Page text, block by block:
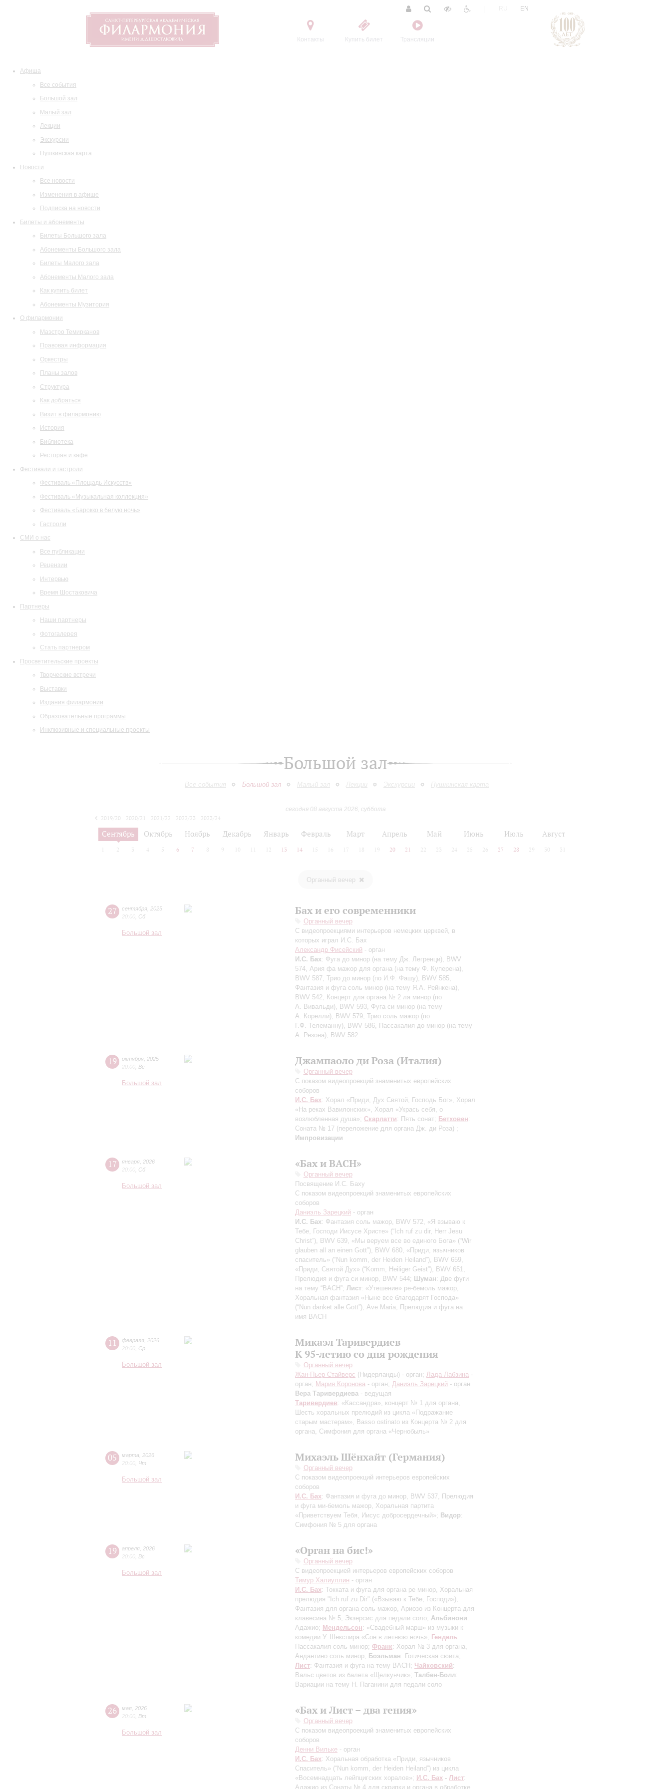
Контакты Купить билет Трансляции
EN
Афиша
Все события
Большой зал
Малый зал
Лекции
Экскурсии
Пушкинская карта
Новости
Все новости
Изменения в афише
Подписка на новости
Билеты и абонементы
Билеты Большого зала
Абонементы Большого зала
Билеты Малого зала
Абонементы Малого зала
Как купить билет
Абонементы Музитория
О филармонии
Маэстро Темирканов
Правовая информация
Оркестры
Планы залов
Структура
Как добраться
Визит в филармонию
История
Библиотека
Ресторан и кафе
Фестивали и гастроли
Фестиваль «Площадь Искусств»
Фестиваль «Музыкальная коллекция»
Фестиваль «Барокко в белую ночь»
Гастроли
СМИ о нас
Все публикации
Рецензии
Интервью
Время Шостаковича
Партнеры
Наши партнеры
Фотогалерея
Стать партнером
Просветительские проекты
Творческие встречи
Выставки
Издания филармонии
Образовательные программы
Инклюзивные и специальные проекты
Большой зал
Все события Большой зал Малый зал Лекции Экскурсии Пушкинская карта
сегодня 08 августа 2026, суббота
2019/20
2020/21 2021/22 2022/23
2023/24
2024/25
2025/26
Сентябрь Октябрь Ноябрь Декабрь Январь Февраль Март Апрель Май Июнь Июль Август
2 3 4 5 6 7 8 9 10 12 13 14 15 16 17 18 19 20 21 22 23 24 25 26 27 28 29 30 31
Органный вечер
27 сентября 2025
Сб
Большой зал
Бах и его современники
Органный вечер
С видеопроекциями интерьеров немецких церквей, в
которых играл И.С. Бах
Александр Фисейский - орган
И.С. Бах: Фуга до минор (на тему Дж. Легренци), BWV
574, Ария фа мажор для органа (на тему Ф. Куперена),
BWV 587, Трио до минор (по И.Ф. Фашу), BWV 585,
Фантазия и фуга соль минор (на тему Я.А. Рейнкена),
BWV 542, Концерт для органа № 2 ля минор (по
А. Вивальди), BWV 593, Фуга си минор (на тему
А. Корелли), BWV 579, Трио соль мажор (по
Г.Ф. Телеманну), BWV 586, Пассакалия до минор (на тему
А. Резона), BWV 582
19 октября 2025
Вс
Большой зал
Джампаоло ди Роза (Италия)
Органный вечер
C показом видеопроекций знаменитых европейских
соборов
И.С. Бах: Хорал «Приди, Дух Святой, Господь Бог», Хорал
«На реках Вавилонских», Хорал «Укрась себя, о
возлюбленная душа»; Скарлатти: Пять сонат; Бетховен:
Соната № 17 (переложение для органа Дж. ди Роза) ;
Импровизации
17 января 2026
Сб
Большой зал
«Бах и ВАСН»
Органный вечер
Посвящение И.С. Баху
С показом видеопроекций знаменитых европейских
соборов
Даниэль Зарецкий - орган
И.С. Бах: Фантазия соль мажор, BWV 572, «Я взываю к
Тебе, Господи Иисусе Христе» (“Ich ruf zu dir, Herr Jesu
Christ”), BWV 639, «Мы веруем все во единого Бога» (“Wir
glauben all an einen Gott”), BWV 680, «Приди, язычников
спаситель» (“Nun komm, der Heiden Heiland”), BWV 659,
«Приди, Святой Дух» (“Komm, Heiliger Geist”), BWV 651,
Прелюдия и фуга си минор, BWV 544; Шуман: Две фуги
на тему “ВАСН”; Лист: «Утешение» ре-бемоль мажор,
Хоральная фантазия «Ныне все благодарят Господа»
(“Nun danket alle Gott”), Ave Maria, Прелюдия и фуга на
имя ВАСН
11 февраля 2026
Ср
Большой зал
Микаэл Таривердиев
К 95-летию со дня рождения
Органный вечер
Жан-Пьер Стайверс (Нидерланды) - орган; Лада Лабзина -
орган; Мария Коронова - орган; Даниэль Зарецкий - орган
Вера Таривердиева - ведущая
Таривердиев: «Кассандра», концерт № 1 для органа,
Шесть хоральных прелюдий из цикла «Подражание
старым мастерам», Basso ostinato из Концерта № 2 для
органа, Симфония для органа «Чернобыль»
05 марта
2026
Чт
Большой зал
Михаэль Шёнхайт (Германия)
Органный вечер
С показом видеопроекций интерьеров европейских
соборов
И.С. Бах: Фантазия и фуга до минор, BWV 537, Прелюдия
и фуга ми-бемоль мажор, Хоральная партита
«Приветствуем Тебя, Иисус добросердечный»; Видор:
Симфония № 5 для органа
19 апреля 2026
Вс
Большой зал
«Орган на бис!»
Органный вечер
С видеопроекцией интерьеров европейских соборов
Тимур Халиуллин - орган
И.С. Бах: Токката и фуга для органа ре минор, Хоральная
прелюдия "Ich ruf zu Dir" («Взываю к Тебе, Господи»),
Фантазия для органа соль мажор, Ариозо из Концерта для
клавесина № 5, Экзерсис для педали соло; Альбинони:
Адажио; Мендельсон: «Свадебный марш» из музыки к
комедии У. Шекспира «Сон в летнюю ночь»; Гендель:
Пассакалия соль минор; Франк: Хорал № 3 для органа,
Андантино соль минор; Боэльман: Готическая сюита;
Лист: Фантазия и фуга на тему BACH; Чайковский:
Вальс цветов из балета «Щелкунчик»; Талбен-Болл:
Вариации на тему Н. Паганини для педали соло
26 мая 2026
Вт
Большой зал
«Бах и Лист – два гения»
Органный вечер
С показом видеопроекций знаменитых европейских
соборов
Денни Вильке - орган
И.С. Бах: Хоральная обработка «Приди, язычников
Спаситель» (“Nun komm, der Heiden Heiland”) из цикла
«Восемнадцать лейпцигских хоралов»; И.С. Бах - Лист:
Адажио из Сонаты № 4 для скрипки и органа в обработке